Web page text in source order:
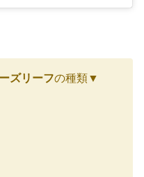
ズリーフの種類▼